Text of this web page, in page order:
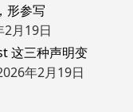
形参写
2月19日
这三种声明变
年2月19日